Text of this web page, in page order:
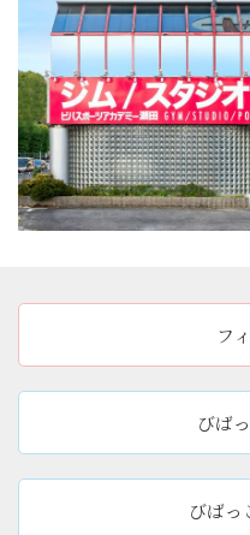
フ
びば
びばっ